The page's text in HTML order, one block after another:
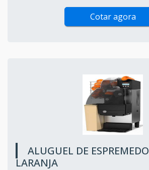
Cotar agora
ALUGUEL DE
LARANJA